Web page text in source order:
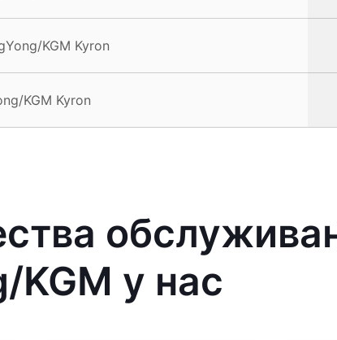
KGM Kyron
KGM Kyron
KGM у нас